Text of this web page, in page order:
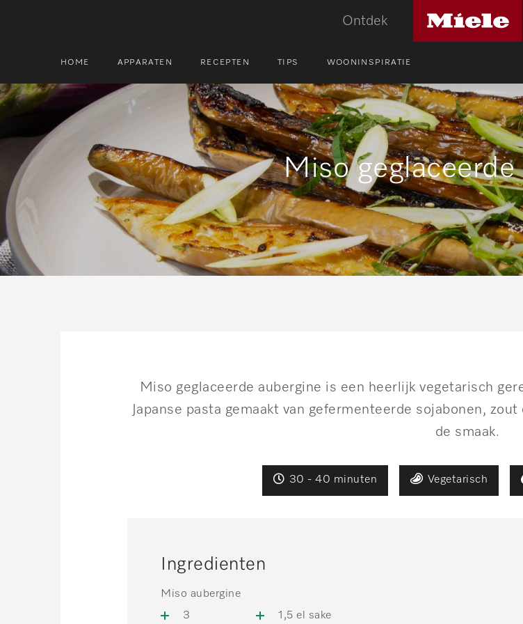
Ontdek
logo
HOME APPARATEN RECEPTEN TIPS WOONINSPIRATIE
Miso geglaceerde
Miso geglaceerde aubergine is een heerlijk vegetarisch
Japanse pasta gemaakt van gefermenteerde sojabonen,
de smaak.
30 - 40 minuten Vegetarisch
Ingredienten
Miso aubergine
3
1,5 el sake